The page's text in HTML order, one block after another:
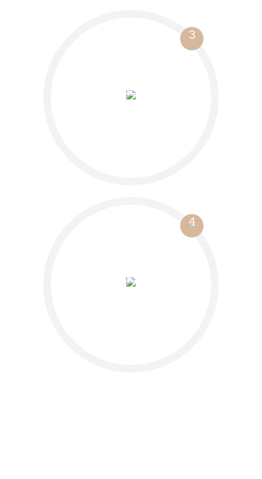
3
Anmeldung und
Engagement
4
Verwirklichung
der Vision